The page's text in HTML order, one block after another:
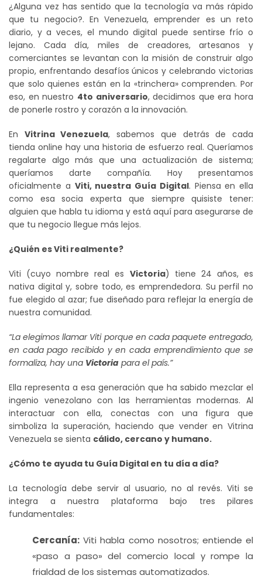
¿Alguna vez has sentido que la tecnología va más rápido
que tu negocio?. En Venezuela, emprender es un reto
diario, y a veces, el mundo digital puede sentirse frío o
lejano. Cada día, miles de creadores, artesanos y
comerciantes se levantan con la misión de construir algo
propio, enfrentando desafíos únicos y celebrando victorias
que solo quienes están en la «trinchera» comprenden. Por
eso, en nuestro 4to aniversario, decidimos que era hora
de ponerle rostro y corazón a la innovación.
En Vitrina Venezuela, sabemos que detrás de cada
tienda online hay una historia de esfuerzo real. Queríamos
regalarte algo más que una actualización de sistema;
queríamos darte compañía. Hoy presentamos
oficialmente a Viti, nuestra Guía Digital. Piensa en ella
como esa socia experta que siempre quisiste tener:
alguien que habla tu idioma y está aquí para asegurarse de
que tu negocio llegue más lejos.
¿Quién es Viti realmente?
Viti (cuyo nombre real es Victoria) tiene 24 años, es
nativa digital y, sobre todo, es emprendedora. Su perfil no
fue elegido al azar; fue diseñado para reflejar la energía de
nuestra comunidad.
“La elegimos llamar Viti porque en cada paquete entregado,
en cada pago recibido y en cada emprendimiento que se
formaliza, hay una Victoria para el país.”
Ella representa a esa generación que ha sabido mezclar el
ingenio venezolano con las herramientas modernas. Al
interactuar con ella, conectas con una figura que
simboliza la superación, haciendo que vender en Vitrina
Venezuela se sienta cálido, cercano y humano.
¿Cómo te ayuda tu Guía Digital en tu día a día?
La tecnología debe servir al usuario, no al revés. Viti se
integra a nuestra plataforma bajo tres pilares
fundamentales:
Cercanía: Viti habla como nosotros; entiende el
«paso a paso» del comercio local y rompe la
frialdad de los sistemas automatizados.